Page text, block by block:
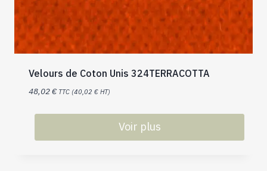
Velours de Coton Unis 324TERRACOTTA
48,02€ TTC (40,02 € HT)
Voir plus